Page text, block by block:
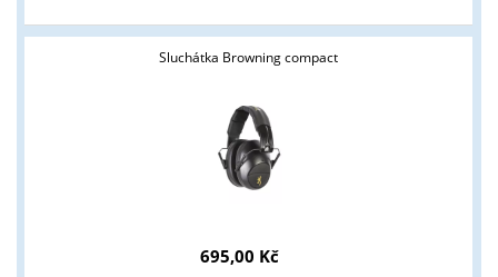
Sluchátka Browning compact
695,00 Kč